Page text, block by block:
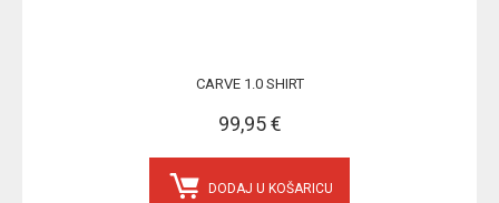
CARVE 1.0 SHIRT
99,95 €
DODAJ U KOŠARICU